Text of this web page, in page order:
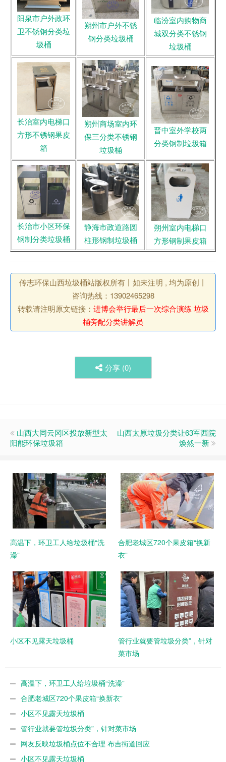
阳泉市户外政环
卫不锈钢分类垃
圾桶
朔州市户外不锈
钢分类垃圾桶
临汾室内购物商
城双分类不锈钢
垃圾桶
长治室内电梯口
方形不锈钢果皮
箱
朔州商场室内环
保三分类不锈钢
垃圾桶
晋中室外学校两
分类钢制垃圾箱
长治市小区环保
钢制分类垃圾桶
静海市政道路圆
柱形钢制垃圾桶
朔州室内电梯口
方形钢制果皮箱
传志环保山西垃圾桶站版权所有丨如未注明 , 均为原创丨
咨询热线：13902465298
转载请注明原文链接： 进博会举行最后一次综合演练 垃圾
桶旁配分类讲解员
分享 (0)
山西大同云冈区投放新型太
阳能环保垃圾箱
山西太原垃圾分类让63军西院
焕然一新
高温下，环卫工人给垃圾桶“洗
澡”
合肥老城区720个果皮箱“换新
衣”
小区不见露天垃圾桶
管行业就要管垃圾分类”，针对
菜市场
高温下，环卫工人给垃圾桶“洗澡”
合肥老城区720个果皮箱“换新衣”
小区不见露天垃圾桶
管行业就要管垃圾分类”，针对菜市场
网友反映垃圾桶点位不合理 布吉街道回应
小区不见露天垃圾桶